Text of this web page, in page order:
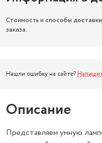
Стоимость и способы
заказа.
Нашли ошибку на сайте?
Описание
Представляем умную